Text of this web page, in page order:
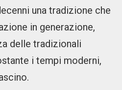
una tradizione che
in generazione,
delle tradizionali
i tempi moderni,